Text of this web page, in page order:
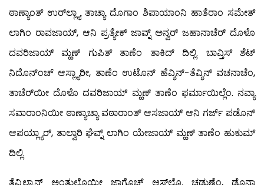
ಠಾಣ್ಯಾಂತ್ ಉರ್‌ಲ್ಲ್ಯಾ ತಾಚ್ಯಾ ದೊಗಾಂ ಶಿಪಾಯಾಂನಿ ಹಾತೆರಾಂ ಸಮೇತ್
ಲಾಗಿಂ ರಾವಜಾಯ್, ಆನಿ ಪ್ರತ್ಯೇಕ್ ಜಾವ್ನ್ ಅನ್ವರ್ ಜಹಾನಾಚೆರ್ ದೊಳೊ
ದವರಿಜಾಯ್ ಮ್ಹಣ್ ಗುಪಿತ್ ತಾಣೆಂ ತಾಕಿದ್ ದಿಲ್ಲಿ. ಬಾವ್ತಿಸ್ ಶೆಟ್
ನಿದೊನ್‍ಂಚ್ ಆಸ್ಲ್ಯಾರೀ, ತಾಣೆಂ ಉಟೊನ್ ಹೆವ್ಶಿನ್-ತೆವ್ಶಿನ್ ವಚನಾಚೆಂ,
ತಾಚೆರ್‌ಯೀ ದೊಳೊ ದವರಿಜಾಯ್ ಮ್ಹಣ್ ತಾಣೆಂ ಫರ್ಮಾಯಿಲ್ಲೆಂ. ನವ್ಯಾ
ಸವಾರಾಂನಿಯೀ ಠಾಣ್ಯಾಚ್ಯಾ ವಠಾರಾಂತ್ ಆಸಜಾಯ್ ಆನಿ ಗರ್ಜ್ ಪಡೊನ್
ಆಪಯ್ಲ್ಯಾರ್, ತಾಲ್ವಾರಿ ಘೆವ್ನ್ ಲಾಗಿಂ ಯೇಜಾಯ್ ಮ್ಹಣ್ ತಾಣೆಂ ಹುಕುಮ್
ದಿಲ್ಲಿ.
ತೆವ್ಶಿಲ್ಯಾನ್ ಅಂತುಲೊಯೀ ಜಾಗೊಚ್ ಆಸ್‍ಲ್ಲೊ. ಚಡುಣೆಂ, ಡೊನಾ